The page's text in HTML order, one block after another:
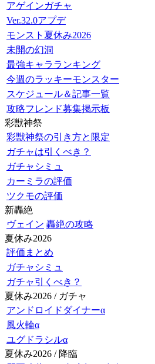
アゲインガチャ
Ver.32.0アプデ
モンスト夏休み2026
未開の幻洞
最強キャラランキング
今週のラッキーモンスター
スケジュール＆記事一覧
攻略フレンド募集掲示板
彩獣神祭
彩獣神祭の引き方と限定
ガチャは引くべき？
ガチャシミュ
カーミラの評価
ツクモの評価
新轟絶
ヴェイン 轟絶の攻略
夏休み2026
評価まとめ
ガチャシミュ
ガチャ引くべき？
夏休み2026 / ガチャ
アンドロイドダイナーα
風火輪α
ユグドラシルα
夏休み2026 / 降臨